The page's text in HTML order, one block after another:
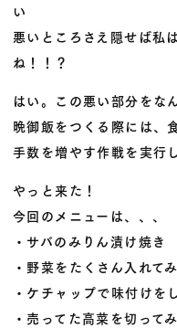
い
悪いところさえ隠せば私
ね！！？
はい。この悪い部分をな
晩御飯をつくる際には、
手数を増やす作戦を実行し
やっと来た！
今回のメニューは、、、
・サバのみりん漬け焼き
・野菜をたくさん入れて
・ケチャップで味付けを
・売ってた高菜を切って